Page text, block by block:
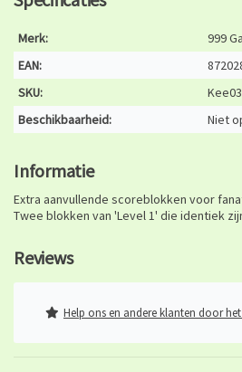
Merk:
999
EAN:
SKU:
Kee03
Beschikbaarheid:
Niet
Informatie
Extra aanvullende scoreblokken voor
Twee blokken van 'Level 1' die identiek
Reviews
Help ons en andere klanten door